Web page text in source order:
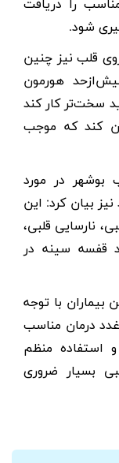
را دریافت
شود.
قلب نیز چنین
هورمون
سخت‌تر کار کند
کند که موجب
بوشهر در مورد
نیز بیان کرد: این
نارسایی قلبی،
قفسه سینه در
بیماران با توجه
درمان مناسب
استفاده منظم
بسیار ضروری